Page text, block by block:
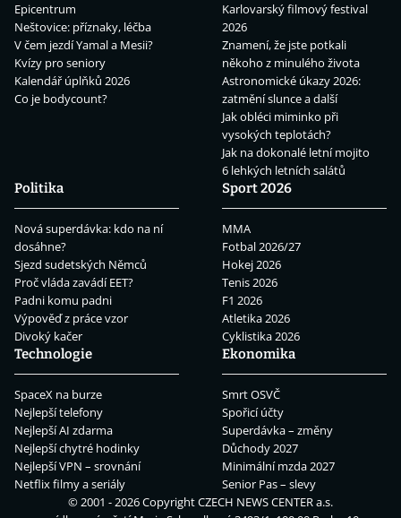
Epicentrum
Neštovice: příznaky, léčba
V čem jezdí Yamal a Mesii?
Kvízy pro seniory
Kalendář úplňků 2026
Co je bodycount?
Karlovarský filmový festival
2026
Znamení, že jste potkali
někoho z minulého života
Astronomické úkazy 2026:
zatmění slunce a další
Jak obléci miminko při
vysokých teplotách?
Jak na dokonalé letní mojito
6 lehkých letních salátů
Politika
Nová superdávka: kdo na ní
dosáhne?
Sjezd sudetských Němců
Proč vláda zavádí EET?
Padni komu padni
Výpověď z práce vzor
Divoký kačer
Sport 2026
MMA
Fotbal 2026/27
Hokej 2026
Tenis 2026
F1 2026
Atletika 2026
Cyklistika 2026
Technologie
SpaceX na burze
Nejlepší telefony
Nejlepší AI zdarma
Nejlepší chytré hodinky
Nejlepší VPN – srovnání
Netflix filmy a seriály
Ekonomika
Smrt OSVČ
Spořicí účty
Superdávka – změny
Důchody 2027
Minimální mzda 2027
Senior Pas – slevy
© 2001 - 2026 CopyrightCZECH NEWS CENTER a.s.